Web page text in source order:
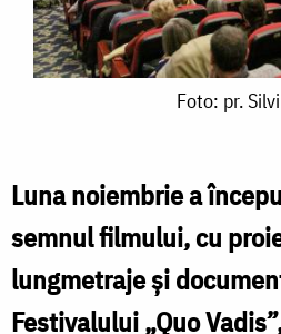
Cluci
Foto: pr.
Luna noiembrie a
semnul filmului, cu
lungmetraje și
Festivalului „Quo